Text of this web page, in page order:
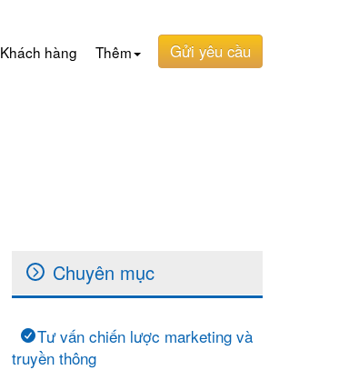
Gửi yêu cầu
Khách hàng Thêm
Chuyên mục
Tư vấn chiến lược marketing và
truyền thông